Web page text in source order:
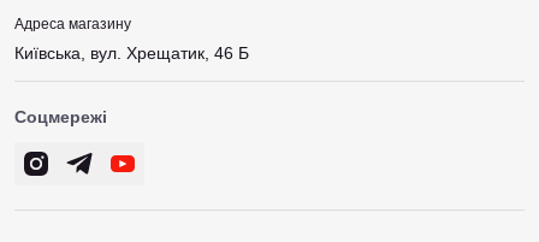
Адреса магазину
Київська, вул. Хрещатик, 46 Б
Соцмережі